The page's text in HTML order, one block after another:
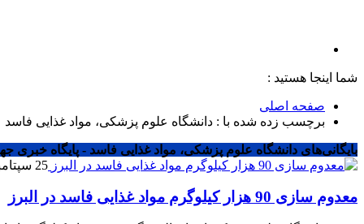
شما اینجا هستید :
صفحه اصلی
برچسب زده شده با : دانشگاه علوم پزشکی، مواد غذایی فاسد
بایگانی‌های دانشگاه علوم پزشکی، مواد غذایی فاسد - پایگاه خبری
25 سپتامبر 2024
معدوم سازی 90 هزار کیلوگرم مواد غذایی فاسد در البرز